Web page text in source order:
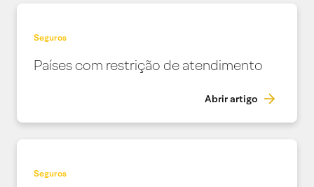
Seguros
Países com restrição de atendimento
Abrir artigo
Seguros